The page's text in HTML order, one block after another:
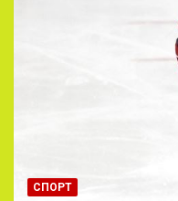
СПОРТ